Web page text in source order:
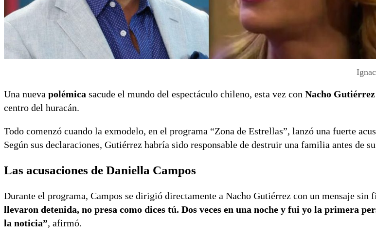
Una nueva polémica sacude el mundo del espectáculo chileno, esta vez con Nacho Gutiérrez
centro del huracán.
Todo comenzó cuando la exmodelo, en el programa “Zona de Estrellas”, lanzó una fuerte
Según sus declaraciones, Gutiérrez habría sido responsable de destruir una familia antes de
Las acusaciones de Daniella Campos
Durante el programa, Campos se dirigió directamente a Nacho Gutiérrez con un mensaje sin
llevaron detenida, no presa como dices tú. Dos veces en una noche y fui yo la primera
la noticia”, afirmó.